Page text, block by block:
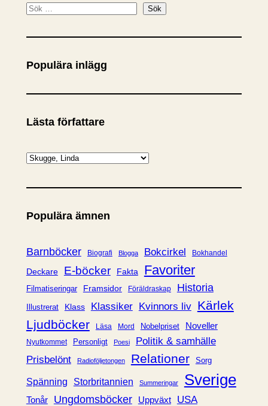
S
k
Sök
Populära inlägg
Lästa författare
K
t
g
r
i
Populära ämnen
Barnböcker Biografi Blogga Bokcirkel Bokhandel
Deckare E-böcker Fakta Favoriter
Filmatiseringar Framsidor Föräldraskap Historia
Illustrerat Klass Klassiker Kvinnors liv Kärlek
Ljudböcker
Läsa Mord Nobelpriset Noveller
Nyutkommet Personligt Poesi
Politik & samhälle
Prisbelönt
Radioföljetongen Relationer Sorg
Spänning Storbritannien Summeringar Sverige
Tonår Ungdomsböcker Uppväxt USA